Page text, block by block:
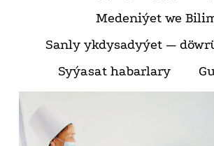
Medeniýet we
Sanly ykdysadyýet —
Syýasat habarlary